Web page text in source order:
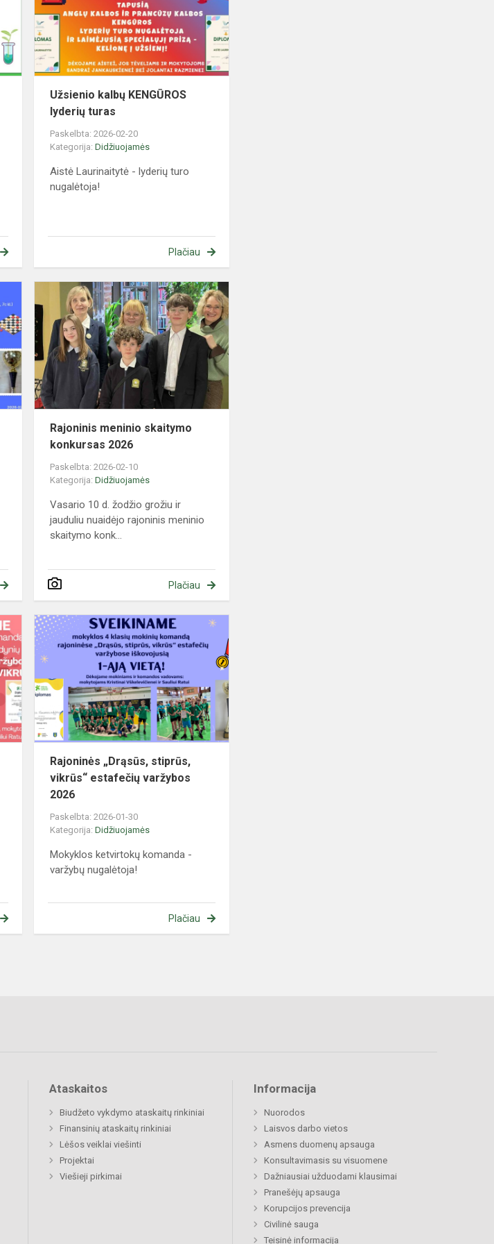
klasių
biologijoe
olimpiada
2026
turas
Užsienio kalbų KENGŪROS
lyderių turas
Paskelbta: 2026-02-20
Kategorija:Didžiuojamės
Aistė Laurinaitytė - lyderių turo
nugalėtoja!
Plačiau
šaškių
varžybos
2026
meninio
skaitymo
2026
Rajoninis meninio skaitymo
konkursas 2026
Paskelbta: 2026-02-10
Kategorija:Didžiuojamės
Vasario 10 d. žodžio grožiu ir
jauduliu nuaidėjo rajoninis meninio
skaitymo konk...
Plačiau
Zoninės
estafečių
„Drąsūs,
stiprūs,
vikrūs“
varžybos
„Drąsūs,
stiprūs,
estafečių
2026
Rajoninės „Drąsūs, stiprūs,
vikrūs“ estafečių varžybos
2026
Paskelbta: 2026-01-30
Kategorija:Didžiuojamės
Mokyklos ketvirtokų komanda -
varžybų nugalėtoja!
Plačiau
Ataskaitos
Biudžeto vykdymo ataskaitų rinkiniai
Finansinių ataskaitų rinkiniai
Lėšos veiklai viešinti
Projektai
Viešieji pirkimai
Informacija
Nuorodos
Laisvos darbo vietos
Asmens duomenų apsauga
Konsultavimasis su visuomene
Dažniausiai užduodami klausimai
Pranešėjų apsauga
Korupcijos prevencija
Civilinė sauga
Teisinė informacija